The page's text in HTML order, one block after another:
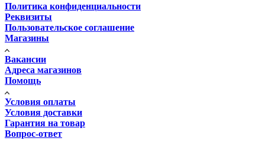
Политика конфиденциальности
Реквизиты
Пользовательское соглашение
Магазины
Вакансии
Адреса магазинов
Помощь
Условия оплаты
Условия доставки
Гарантия на товар
Вопрос-ответ